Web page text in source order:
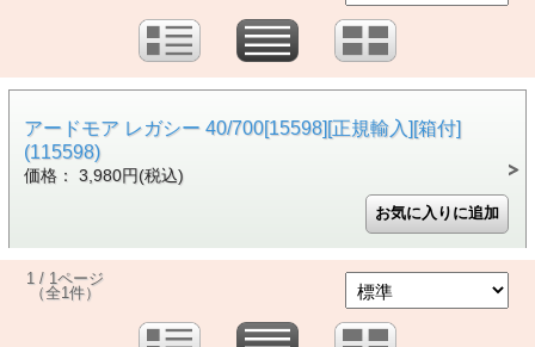
アードモア レガシー 40/700[15598][正規輸入][箱付]
(115598)
価格： 3,980円(税込)
1 / 1ページ
（全1件）